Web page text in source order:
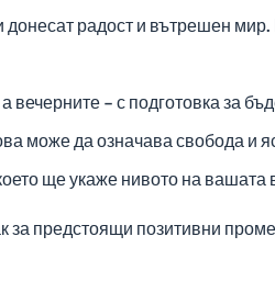
радост и вътрешен
вечерните – с подготовка за
може да означава свобода и
ще укаже нивото на
за предстоящи позитивни